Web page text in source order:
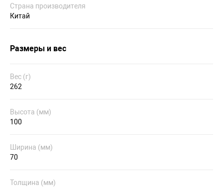
Страна производителя
Китай
Размеры и вес
Вес (г)
262
Высота (мм)
100
Ширина (мм)
70
Толщина (мм)